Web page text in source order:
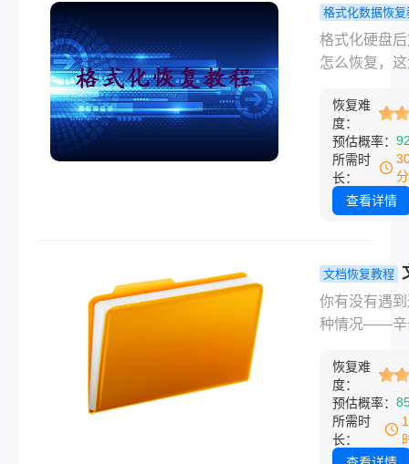
我按从简单
的顺序，把
试过靠谱的
法全列出来
着做就行。
不小心wps文
存怎么找回
文将为您详
法，帮助您
失的数据，
必要的损失。
格式化数据恢复
硬盘格式化
件还能找回
管用的几种
法！
格式化硬盘
怎么恢复，
搜出来的问
可能是手滑
式化，也可
装系统前忘
份，又或者
情况，文件
心里确实慌
会按从简单
杂、从免费
的顺序，介
实用的恢复
覆盖误删、
化、分区丢
备异常等常
恢复难
度：
预估概率：
所需时
长：
查看详情
文档恢复教程
被覆盖了还
复吗？别急
我都试过！
你有没有遇
种情况——辛
档，结果一
发现把昨天
给顶掉了。
间脑子一片
心里只有一
恢复难
度：
预估概率：
所需时
长：